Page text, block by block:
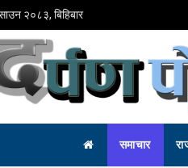
२०८३, बिहिबार
समाचार